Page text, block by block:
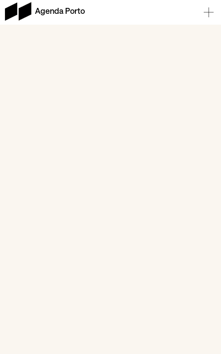
Agenda Porto